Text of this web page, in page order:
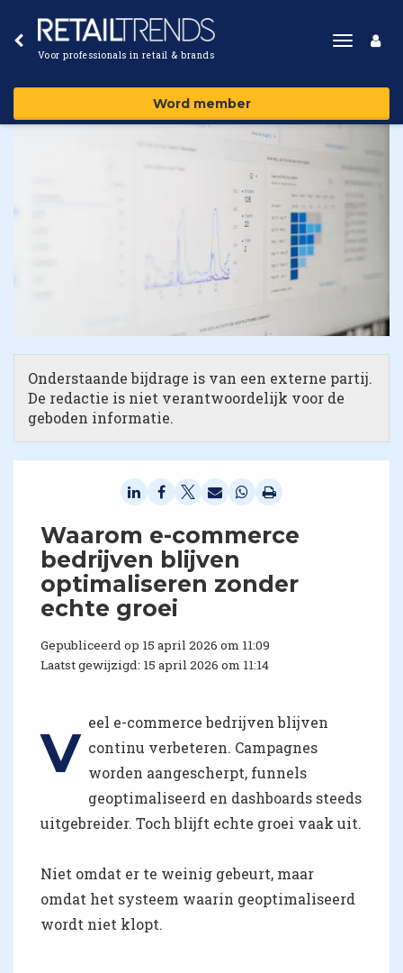
Voor professionals in retail & brands
Toggle
Word member
Onderstaande bijdrage is van een externe partij.
De redactie is niet verantwoordelijk voor de
geboden informatie.
Waarom e-commerce
bedrijven blijven
optimaliseren zonder
echte groei
Gepubliceerd op 15 april 2026 om 11:09
Laatst gewijzigd: 15 april 2026 om 11:14
V eel e-commerce bedrijven blijven
continu verbeteren. Campagnes
worden aangescherpt, funnels
geoptimaliseerd en dashboards steeds
uitgebreider. Toch blijft echte groei vaak uit.
Niet omdat er te weinig gebeurt, maar
omdat het systeem waarin geoptimaliseerd
wordt niet klopt.